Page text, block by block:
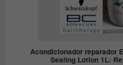
Acondicionador reparador
Sealing Lotion 1L: